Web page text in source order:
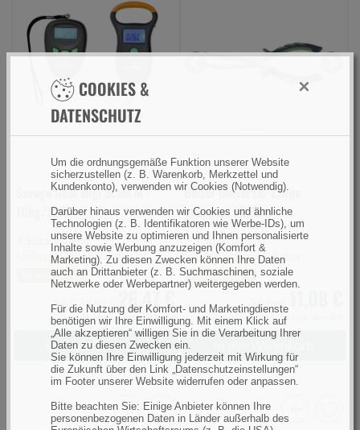
COOKIES &
DATENSCHUTZ
×
Um die ordnungsgemäße Funktion unserer Website
sicherzustellen (z. B. Warenkorb, Merkzettel und
Kundenkonto), verwenden wir Cookies (Notwendig).
Darüber hinaus verwenden wir Cookies und ähnliche
Technologien (z. B. Identifikatoren wie Werbe-IDs), um
unsere Website zu optimieren und Ihnen personalisierte
Inhalte sowie Werbung anzuzeigen (Komfort &
Marketing). Zu diesen Zwecken können Ihre Daten
auch an Drittanbieter (z. B. Suchmaschinen, soziale
Netzwerke oder Werbepartner) weitergegeben werden.
Für die Nutzung der Komfort- und Marketingdienste
benötigen wir Ihre Einwilligung. Mit einem Klick auf
„Alle akzeptieren“ willigen Sie in die Verarbeitung Ihrer
Daten zu diesen Zwecken ein.
Sie können Ihre Einwilligung jederzeit mit Wirkung für
die Zukunft über den Link „Datenschutzeinstellungen“
im Footer unserer Website widerrufen oder anpassen.
Bitte beachten Sie: Einige Anbieter können Ihre
personenbezogenen Daten in Länder außerhalb des
Digi
Scale
10kg/22lb
Savage Gear Digi Scale M -
10kg/22lb
4 Stück lagernd
Lieferzeit: sofort lieferbar
Sie sparen 34%
UVP 39,99 € 26,47 €
inkl. MwSt.,zzgl. Versand
In den Warenkorb
gebogen,
Balzer Universal-Zange
gebogen, 22,5cm
> 5 Stück lagernd
Lieferzeit: sofort lieferbar
Sie sparen 35%
16,99 €
inkl. MwSt.,
Paladin Savage